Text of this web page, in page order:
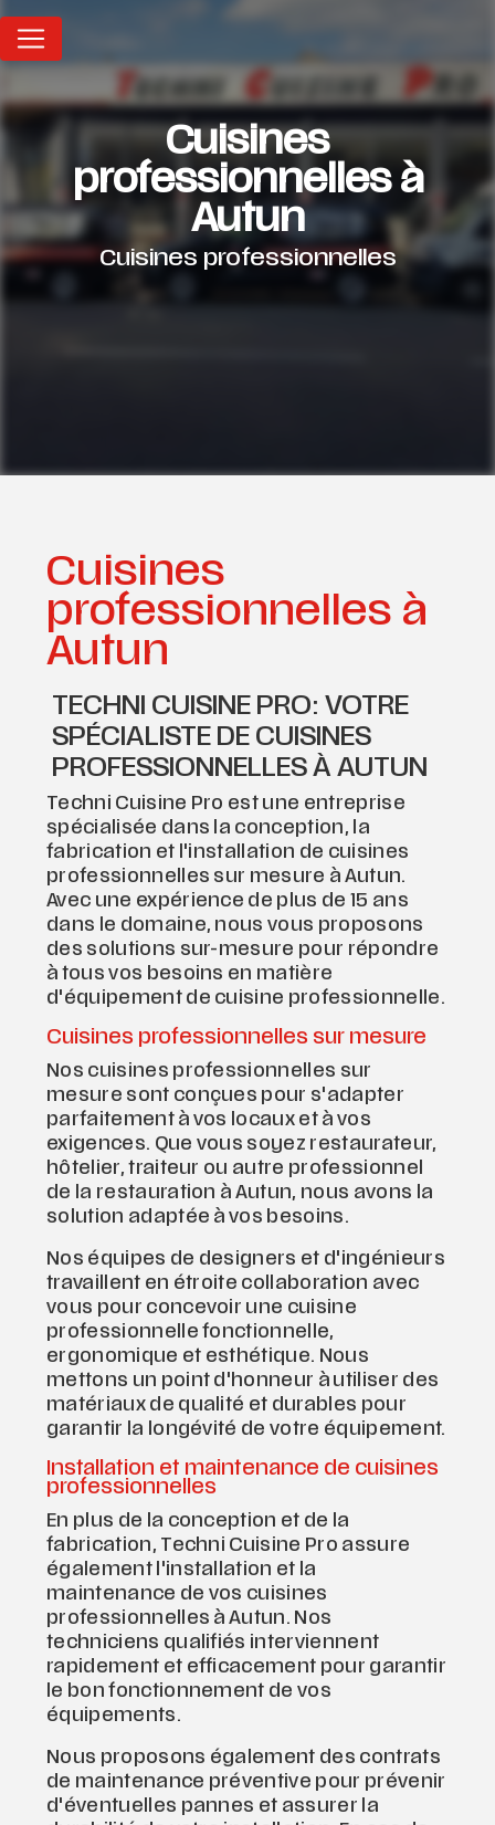
Cuisines
professionnelles à
Autun
Cuisines professionnelles
Cuisines
professionnelles à
Autun
TECHNI CUISINE PRO: VOTRE
SPÉCIALISTE DE CUISINES
PROFESSIONNELLES À AUTUN
Techni Cuisine Pro est une entreprise
spécialisée dans la conception, la
fabrication et l'installation de cuisines
professionnelles sur mesure à Autun.
Avec une expérience de plus de 15 ans
dans le domaine, nous vous proposons
des solutions sur-mesure pour répondre
à tous vos besoins en matière
d'équipement de cuisine professionnelle.
Cuisines professionnelles sur mesure
Nos cuisines professionnelles sur
mesure sont conçues pour s'adapter
parfaitement à vos locaux et à vos
exigences. Que vous soyez restaurateur,
hôtelier, traiteur ou autre professionnel
de la restauration à Autun, nous avons la
solution adaptée à vos besoins.
Nos équipes de designers et d'ingénieurs
travaillent en étroite collaboration avec
vous pour concevoir une cuisine
professionnelle fonctionnelle,
ergonomique et esthétique. Nous
mettons un point d'honneur à utiliser des
matériaux de qualité et durables pour
garantir la longévité de votre équipement.
Installation et maintenance de cuisines
professionnelles
En plus de la conception et de la
fabrication, Techni Cuisine Pro assure
également l'installation et la
maintenance de vos cuisines
professionnelles à Autun. Nos
techniciens qualifiés interviennent
rapidement et efficacement pour garantir
le bon fonctionnement de vos
équipements.
Nous proposons également des contrats
de maintenance préventive pour prévenir
d'éventuelles pannes et assurer la
Panneau de gestion des cookies